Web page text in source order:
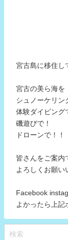
宮古島に移住し
宮古の美ら海を
シュノーケリン
体験ダイビング
磯遊びで！
ドローンで！！
皆さんをご案内
よろしくお願い
Facebook
よかったら上記